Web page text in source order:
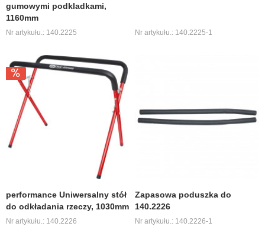
gumowymi podkladkami,
1160mm
Nr artykułu.: 140.2225 Nr artykułu.: 140.2225-1
performance Uniwersalny stół
do odkładania rzeczy, 1030mm
Nr artykułu.: 140.2226
Zapasowa poduszka do
140.2226
Nr artykułu.: 140.2226-1